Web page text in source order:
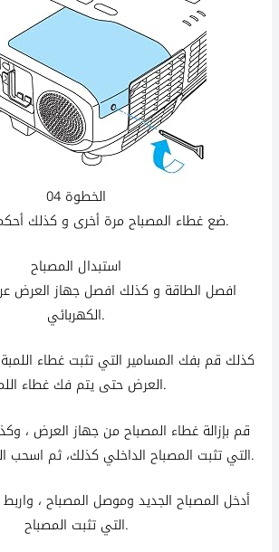
الخطوة 04
ضع غطاء المصباح مرة أخرى و كذلك أحكم ربط المسمار.
استبدال المصباح
الكهربائي.
كذلك قم بفك المسامير التي تثبت غطاء
العرض حتى يتم فك غطاء اللمبة.
التي تثبت المصباح الداخلي كذلك، ثم اسحب المصباح خارج الجهاز.
4. أدخل المصباح الجديد وموصل المصباح ،
التي تثبت المصباح.